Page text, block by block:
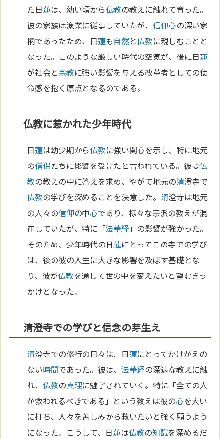
た日蓮は、幼い頃から仏教の教えに触れて育った。
彼の家族は漁業に従事していたが、信仰心の深い家
柄であったため、日蓮も自然と仏教に親しむことと
なった。このような厳しい時代の空気が、後に日蓮
が社会と宗教に強い影響を与える改革者としての使
命感を抱く原点となるのである。
仏教に惹かれた少年時代
日蓮は幼少期から仏教に強い関心を示し、特に地元
の僧侶たちに影響を受けたと言われている。彼は仏
教の教えの中に答えを求め、やがて地元の清澄寺で
仏教の学びを深めることを決意した。 清澄寺は地元
の人々の信仰の中心であり、様々な宗派の教えが混
在していたが、特に「法華経 」の影響が強かった。
そのため、少年時代の日蓮にとってこの寺での学び
は、後の彼の人生に大きな影響を及ぼす基礎とな
り、彼が仏教を通して世の中を変えたいと望むきっ
かけとなった。
清澄寺での学びと信念の芽生え
清澄寺での修行の日々は、日蓮にとってかけがえの
ない時間であった。彼は、法華経の深遠な教えに触
れ、仏教の真理に魅了されていく。特に「全ての人
が救われるべきである」という教えは彼の心を大い
に打ち、人々を苦しみから救いたいと強く願うよう
になった。こうして、日蓮は仏教の知識を深めるだ